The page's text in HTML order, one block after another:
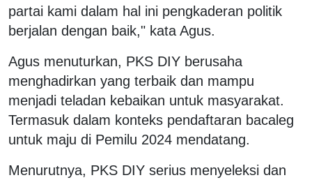
partai kami dalam hal ini pengkaderan politik
berjalan dengan baik," kata Agus.
Agus menuturkan, PKS DIY berusaha
menghadirkan yang terbaik dan mampu
menjadi teladan kebaikan untuk masyarakat.
Termasuk dalam konteks pendaftaran bacaleg
untuk maju di Pemilu 2024 mendatang.
Menurutnya, PKS DIY serius menyeleksi dan